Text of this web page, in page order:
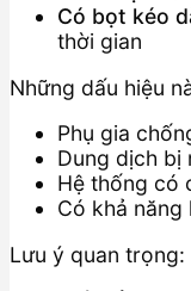
Có bọt kéo
thời gian
Những dấu hiệu
Phụ gia
Dung dịch bị
Hệ thống có
Có khả năng
Lưu ý quan trọng: